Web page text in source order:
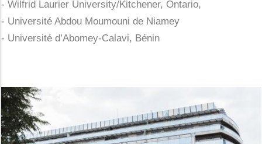
- Wilfrid Laurier University/Kitchener, Ontario,
- Université Abdou Moumouni de Niamey
- Université d’Abomey-Calavi, Bénin